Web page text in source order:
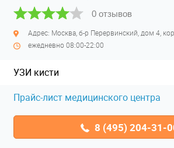
0 отзывов
Адрес: Москва, б-р Перервинский, дом 4,
ежедневно 08:00-22:00
УЗИ кисти
Прайс-лист медицинского центра
8 (495) 204-31-